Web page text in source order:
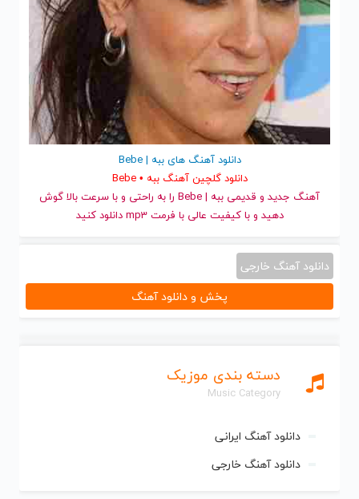
دسته بندی موزیک
Music Category
دانلود آهنگ ایرانی
دانلود آهنگ خارجی
دانلود آهنگ های ببه | Bebe
دانلود گلچین آهنگ ببه • Bebe
آهنگ جدید
و قدیمی ببه | Bebe را به راحتی و با سرعت بالا گوش
دهید و با کیفیت عالی با فرمت mp3 دانلود کنید
دانلود آهنگ خارجی
پخش و دانلود آهنگ